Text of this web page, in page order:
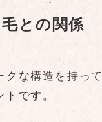
との関係
な構造を持っ
です。